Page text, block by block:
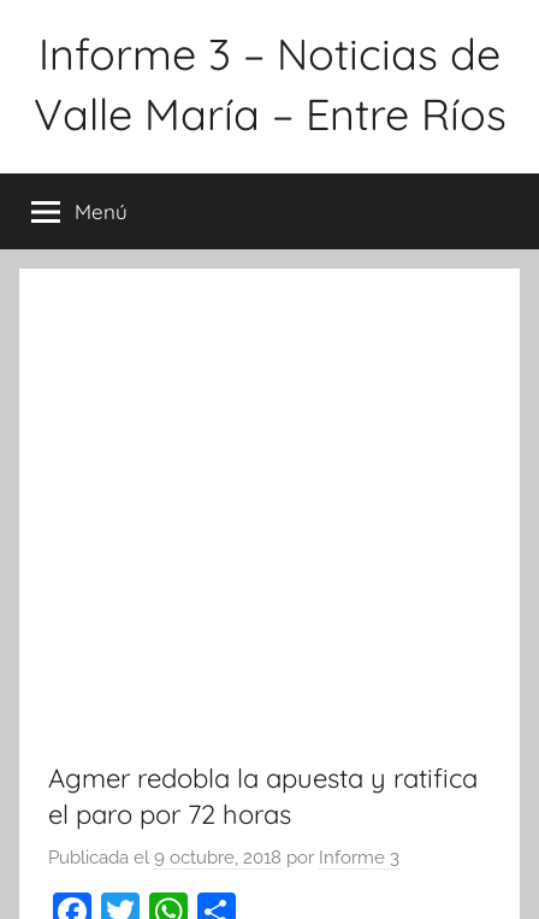
Informe 3 – Noticias de
Valle María – Entre Ríos
Menú
Agmer redobla la apuesta y ratifica
el paro por 72 horas
Publicada el 9 octubre, 2018 por Informe 3